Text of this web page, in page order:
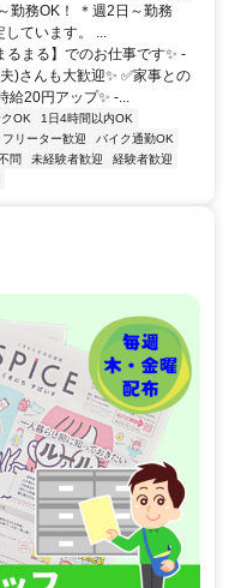
勤務OK！ ＊週2日～勤務
ています。 ...
まる】でのお仕事です✨ -
)さんも大歓迎✨ ✅家事との
20円アップ✨ -...
OK
1日4時間以内OK
フリーター歓迎
バイク通勤OK
問 未経験者歓迎
経験者歓迎